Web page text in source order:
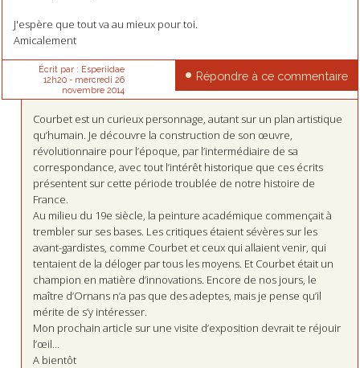
J'espère que tout va au mieux pour toi.
Amicalement
Écrit par : Esperiidae
12h20- mercredi 26
novembre 2014
Répondre à ce commentaire
Courbet est un curieux personnage, autant sur un plan artistique
qu’humain. Je découvre la construction de son œuvre,
révolutionnaire pour l’époque, par l’intermédiaire de sa
correspondance, avec tout l’intérêt historique que ces écrits
présentent sur cette période troublée de notre histoire de
France.
Au milieu du 19e siècle, la peinture académique commençait à
trembler sur ses bases. Les critiques étaient sévères sur les
avant-gardistes, comme Courbet et ceux qui allaient venir, qui
tentaient de la déloger par tous les moyens. Et Courbet était un
champion en matière d’innovations. Encore de nos jours, le
maître d’Ornans n’a pas que des adeptes, mais je pense qu’il
mérite de s’y intéresser.
Mon prochain article sur une visite d’exposition devrait te réjouir
l’œil…
A bientôt